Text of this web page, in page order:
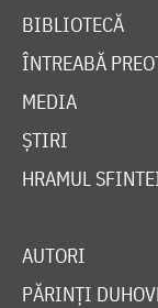
BIBLIOTECĂ
ÎNTREABĂ
MEDIA
ȘTIRI
HRAMUL
AUTORI
PĂRINȚI